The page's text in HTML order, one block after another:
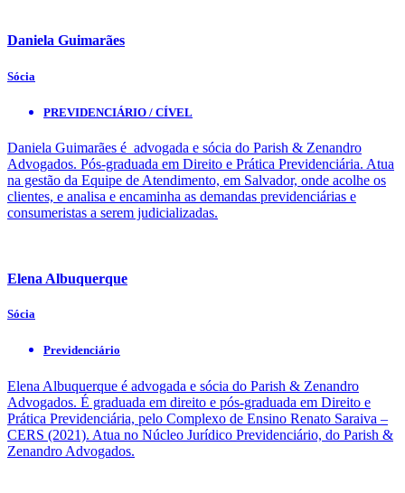
Daniela Guimarães
Sócia
PREVIDENCIÁRIO / CÍVEL
Daniela Guimarães é advogada e sócia do Parish & Zenandro
Advogados. Pós-graduada em Direito e Prática Previdenciária. Atua
na gestão da Equipe de Atendimento, em Salvador, onde acolhe os
clientes, e analisa e encaminha as demandas previdenciárias e
consumeristas a serem judicializadas.
Elena Albuquerque
Sócia
Previdenciário
Elena Albuquerque é advogada e sócia do Parish & Zenandro
Advogados. É graduada em direito e pós-graduada em Direito e
Prática Previdenciária, pelo Complexo de Ensino Renato Saraiva –
CERS (2021). Atua no Núcleo Jurídico Previdenciário, do Parish &
Zenandro Advogados.